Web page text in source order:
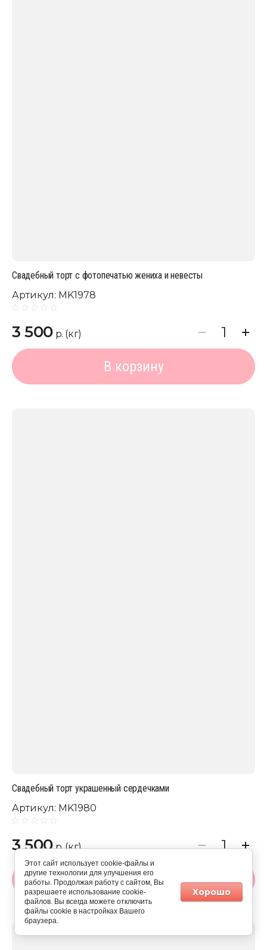
Свадебный торт с фотопечатью жениха и невесты
Артикул: MK1978
3 500 р. (кг)
В корзину
Свадебный торт украшенный сердечками
Артикул: MK1980
3 500р. (кг)
В корзину
Этот сайт использует cookie-файлы и
другие технологии для улучшения его
работы. Продолжая работу с сайтом, Вы
разрешаете использование cookie-
файлов. Вы всегда можете отключить
файлы cookie в настройках Вашего
браузера.
Хорошо